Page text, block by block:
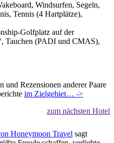
Windsurfen, Segeln,
Tennis (4 Hartplätze),
Golfplatz auf der
Tauchen (PADI und CMAS),
und Rezensionen anderer Paare
im Zielgebiet… ->
zum nächsten Hotel
Honeymoon Travel sagt